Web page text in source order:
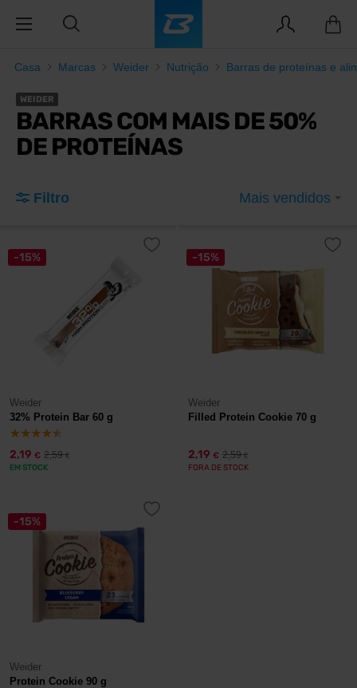
Casa Marcas Weider Nutrição Barras de proteínas e
WEIDER
BARRAS COM MAIS DE 50%
DE PROTEÍNAS
Filtro Mais vendidos
-15%
Weider
32% Protein Bar 60 g
2,19 € 2,59€
EM STOCK
-15%
Weider
Filled Protein Cookie 70 g
2,19 € 2,59€
FORA DE STOCK
-15%
Weider
Protein Cookie 90 g